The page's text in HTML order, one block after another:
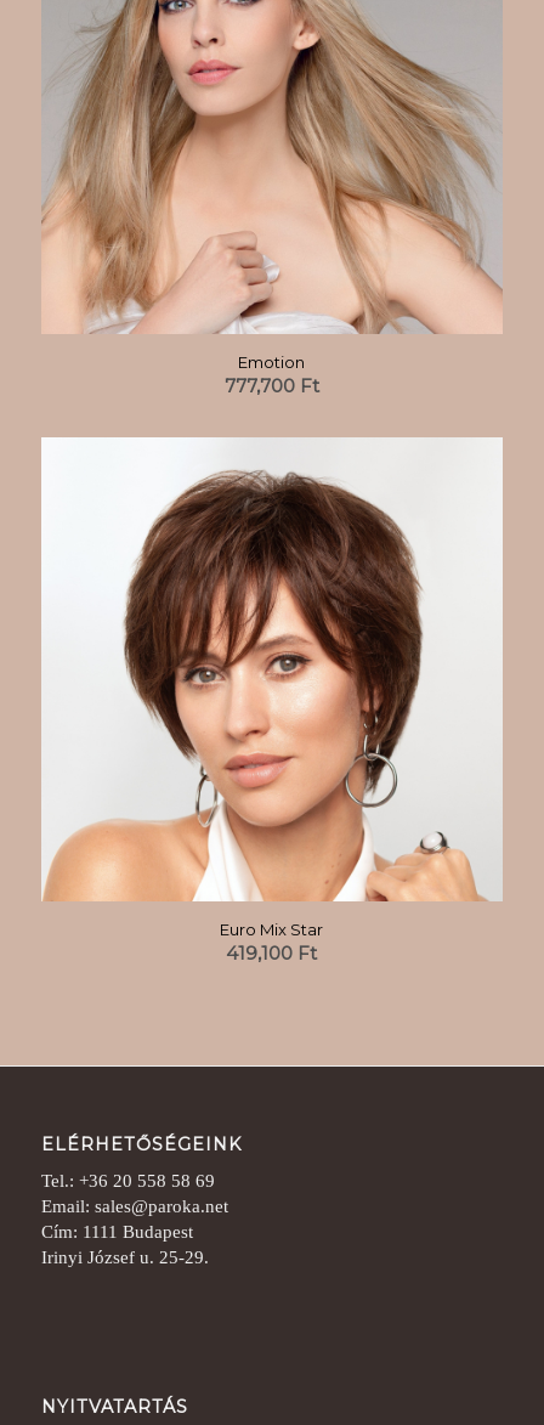
Emotion
777,700 Ft
Euro Mix Star
419,100 Ft
ELÉRHETŐSÉGEINK
Tel.: +36 20 558 58 69
Email: sales@paroka.net
Cím: 1111 Budapest
Irinyi József u. 25-29.
NYITVATARTÁS